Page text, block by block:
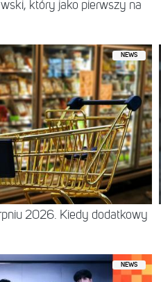
który jako pierwszy na
NEWS
2026. Kiedy dodatkowy
NEWS